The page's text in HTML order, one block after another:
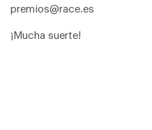
premios@race.es
¡Mucha suerte!